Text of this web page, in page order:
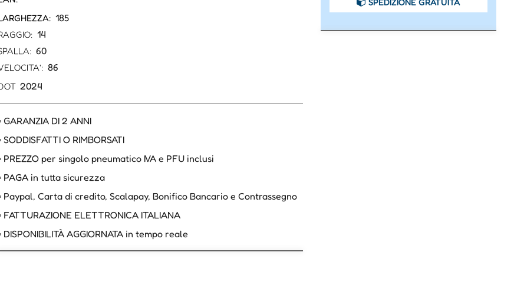
185
14
60
86
2024
GARANZIA DI 2 ANNI
SODDISFATTI O RIMBORSATI
PREZZO per singolo pneumatico IVA e PFU inclusi
PAGA in tutta sicurezza
Paypal, Carta di credito, Scalapay, Bonifico Bancario e Contrassegno
FATTURAZIONE ELETTRONICA ITALIANA
DISPONIBILITÀ AGGIORNATA in tempo reale
SPEDIZIONE GRATUITA